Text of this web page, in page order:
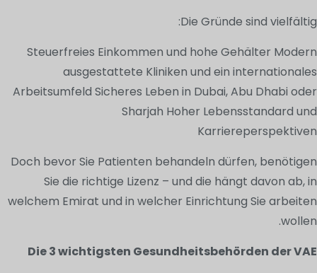
Die Gründe sind vielfältig:
Steuerfreies Einkommen und hohe Gehälter Modern
ausgestattete Kliniken und ein internationales
Arbeitsumfeld Sicheres Leben in Dubai, Abu Dhabi oder
Sharjah Hoher Lebensstandard und
Karriereperspektiven
Doch bevor Sie Patienten behandeln dürfen, benötigen
Sie die richtige Lizenz – und die hängt davon ab, in
welchem Emirat und in welcher Einrichtung Sie arbeiten
wollen.
Die 3 wichtigsten Gesundheitsbehörden der VAE